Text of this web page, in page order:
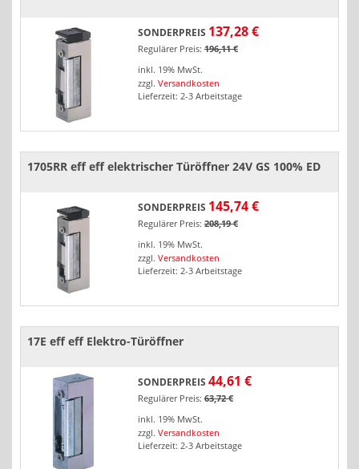
SONDERPREIS 137,28 €
Regulärer Preis: 196,11 €
inkl. 19% MwSt.
zzgl. Versandkosten
Lieferzeit: 2-3 Arbeitstage
1705RR eff eff elektrischer Türöffner 24V GS 100% ED
SONDERPREIS 145,74 €
Regulärer Preis: 208,19 €
inkl. 19% MwSt.
zzgl. Versandkosten
Lieferzeit: 2-3 Arbeitstage
17E eff eff Elektro-Türöffner
SONDERPREIS 44,61 €
Regulärer Preis: 63,72 €
inkl. 19% MwSt.
zzgl. Versandkosten
Lieferzeit: 2-3 Arbeitstage